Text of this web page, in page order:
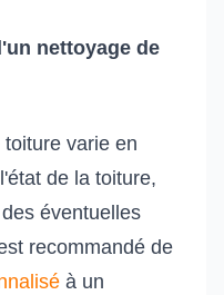
nettoyage de
varie en
de la toiture,
éventuelles
recommandé de
à un